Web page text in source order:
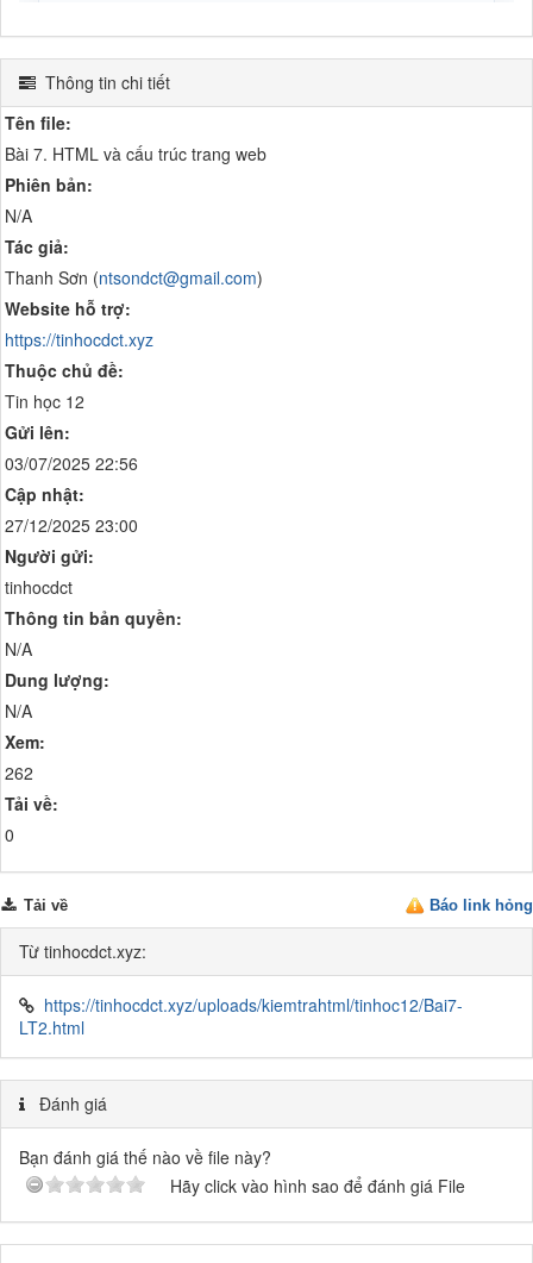
Thông tin chi tiết
Tên file:
Bài 7. HTML và cấu trúc trang web
Phiên bản:
N/A
Tác giả:
Thanh Sơn (ntsondct@gmail.com)
Website hỗ trợ:
https://tinhocdct.xyz
Thuộc chủ đề:
Tin học 12
Gửi lên:
03/07/2025 22:56
Cập nhật:
27/12/2025 23:00
Người gửi:
tinhocdct
Thông tin bản quyền:
N/A
Dung lượng:
N/A
Xem:
262
Tải về:
0
Báo link hỏng
Tải về
Từ tinhocdct.xyz:
https://tinhocdct.xyz/uploads/kiemtrahtml/tinhoc12/Bai7-
LT2.html
Đánh giá
Bạn đánh giá thế nào về file này?
Hãy click vào hình sao để đánh giá File